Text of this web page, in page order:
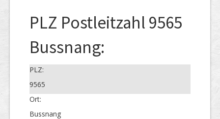
PLZ Postleitzahl 9565
Bussnang:
PLZ:
9565
Ort:
Bussnang